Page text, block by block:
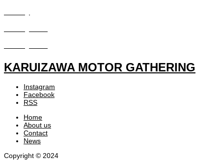
KARUIZAWA MOTOR GATHERING
Instagram
Facebook
RSS
Home
About us
Contact
News
Copyright © 2024